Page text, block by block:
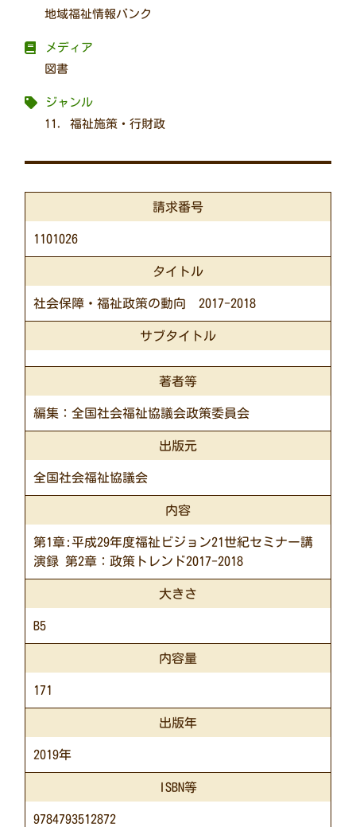
地域福祉情報バンク
メディア
図書
ジャンル
11. 福祉施策・行財政
請求番号
1101026
タイトル
社会保障・福祉政策の動向 2017-2018
サブタイトル
著者等
編集：全国社会福祉協議会政策委員会
出版元
全国社会福祉協議会
内容
第1章:平成29年度福祉ビジョン21世紀セミナー講
演録 第2章：政策トレンド2017-2018
大きさ
B5
内容量
171
出版年
2019年
ISBN等
9784793512872